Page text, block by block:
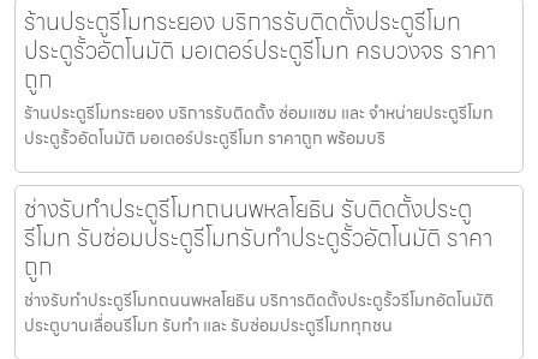
ร้านประตูรีโมทระยอง บริการรับติดตั้งประตูรีโมท
ประตูรั้วอัตโนมัติ มอเตอร์ประตูรีโมท ครบวงจร ราคา
ถูก
ร้านประตูรีโมทระยอง บริการรับติดตั้ง ซ่อมแซม และ จำหน่ายประตูรีโมท
ประตูรั้วอัตโนมัติ มอเตอร์ประตูรีโมท ราคาถูก พร้อมบริ
ช่างรับทำประตูรีโมทถนนพหลโยธิน รับติดตั้งประตู
รีโมท รับซ่อมประตูรีโมทรับทำประตูรั้วอัตโนมัติ ราคา
ถูก
ช่างรับทำประตูรีโมทถนนพหลโยธิน บริการติดตั้งประตูรั้วรีโมทอัตโนมัติ
ประตูบานเลื่อนรีโมท รับทำ และ รับซ่อมประตูรีโมททุกชน